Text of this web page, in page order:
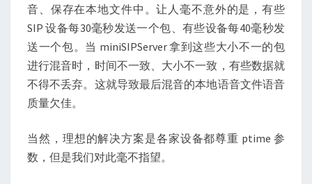
音、保存在本地文件中。让人毫不意外的是，有些
SIP 设备每30毫秒发送一个包、有些设备每40毫秒发
送一个包。当 miniSIPServer 拿到这些大小不一的包
进行混音时，时间不一致、大小不一致，有些数据就
不得不丢弃。这就导致最后混音的本地语音文件语音
质量欠佳。
当然，理想的解决方案是各家设备都尊重 ptime 参
数，但是我们对此毫不指望。